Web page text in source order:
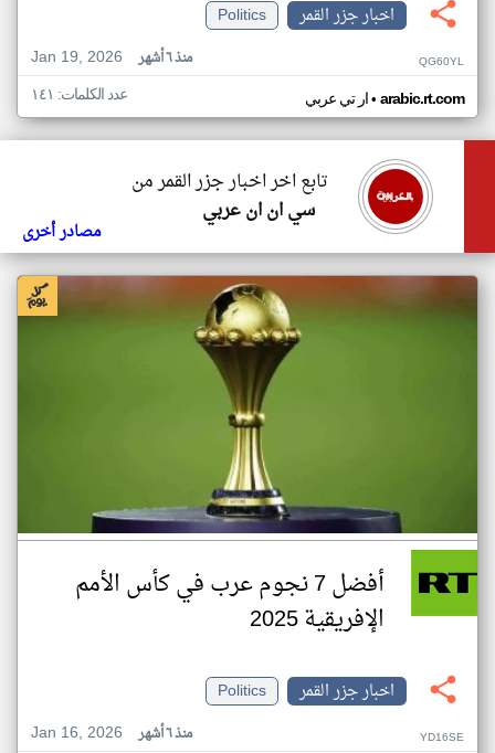
اخبار جزر القمر
Politics
Jan 19, 2026
منذ ٦ أشهر QG60YL
ار تي عربي• arabic.rt.com عدد الكلمات: ١٤١
تابع اخر اخبار جزر القمر من
سي ان ان عربي
مصادر أخرى
أفضل 7 نجوم عرب في كأس الأمم
الإفريقية 2025
اخبار جزر القمر
Politics
Jan 16, 2026
منذ ٦ أشهر YD16SE